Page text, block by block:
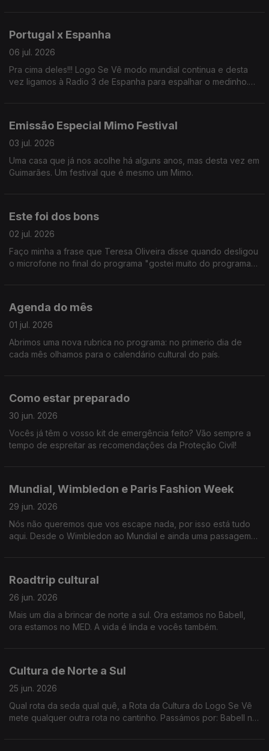
Portugal x Espanha
06 jul. 2026
Pra cima deles!!! Logo Se Vê modo mundial continua e desta
vez ligamos à Radio 3 de Espanha para espalhar o medinho.
Emissão Especial Mimo Festival
03 jul. 2026
Uma casa que já nos acolhe há alguns anos, mas desta vez em
Guimarães. Um festival que é mesmo um Mimo.
Este foi dos bons
02 jul. 2026
Faço minha a frase que Teresa Oliveira disse quando desligou
o microfone no final do programa "gostei muito do programa
Agenda do mês
01 jul. 2026
Abrimos uma nova rubrica no programa: no primerio dia de
cada mês olhamos para o calendário cultural do país.
Como estar preparado
30 jun. 2026
Vocês já têm o vosso kit de emergência feito? Vão sempre a
tempo de espreitar as recomendações da Proteção Civíl!
Mundial, Wimbledon e Paris Fashion Week
29 jun. 2026
Nós não queremos que vos escape nada, por isso está tudo
aqui. Desde o Wimbledon ao Mundial e ainda uma passagem
Roadtrip cultural
26 jun. 2026
Mais um dia a brincar de norte a sul. Ora estamos no Babell,
ora estamos no MED. A vida é linda e vocês também.
Cultura de Norte a Sul
25 jun. 2026
Qual rota da seda qual quê, a Rota da Cultura do Logo Se Vê
mete qualquer outra rota no cantinho. Passámos por: Babell no